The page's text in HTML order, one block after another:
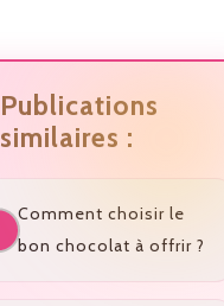
Publications
similaires :
Comment choisir le
bon chocolat à offrir ?